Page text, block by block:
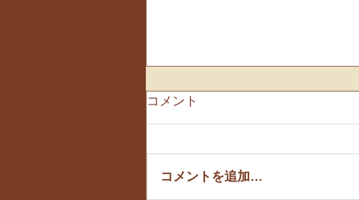
🌸お花見散歩🌸
コメント
コメントを追加…